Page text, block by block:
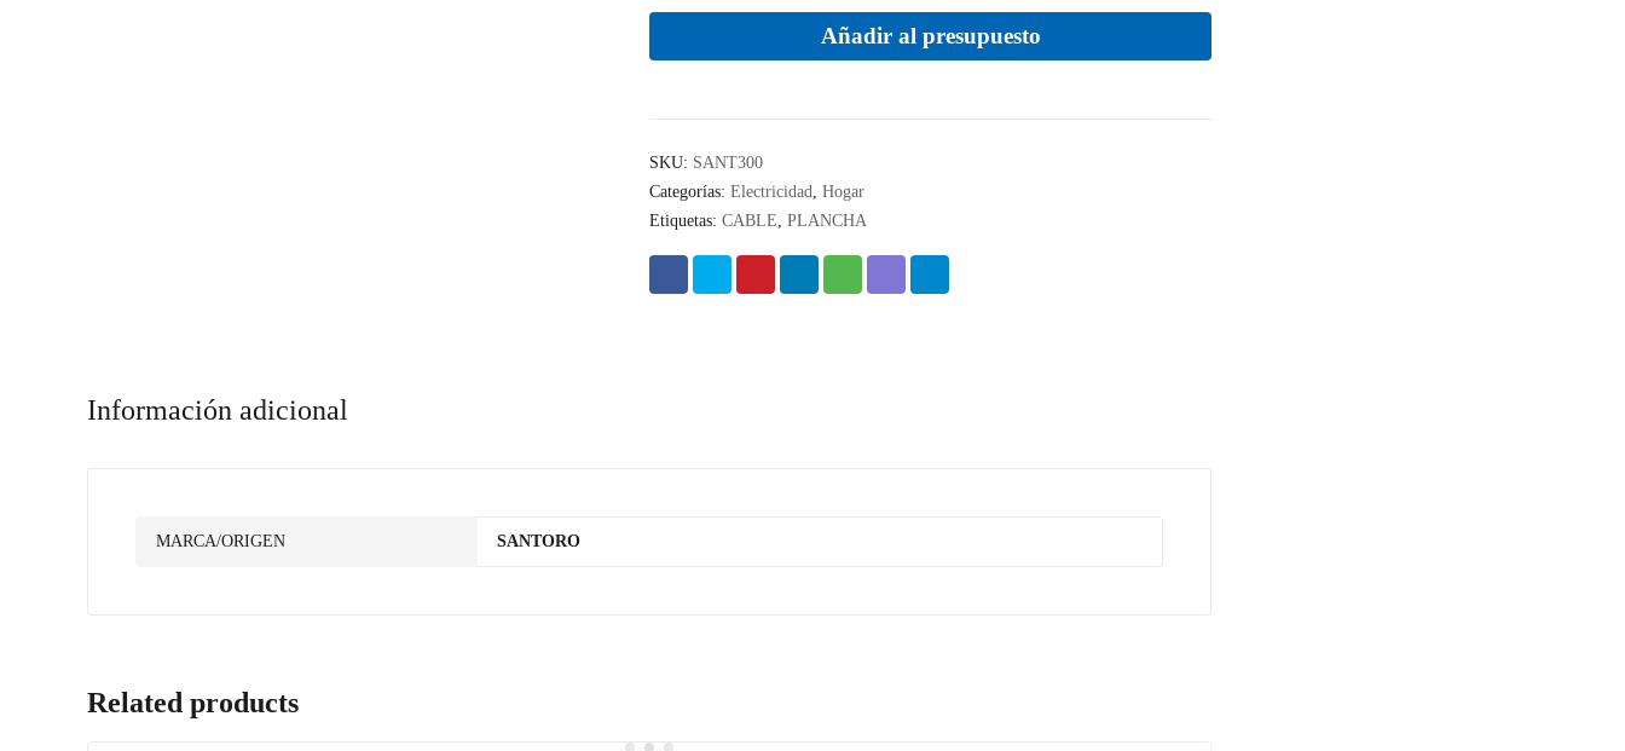
Añadir al presupuesto
SKU: SANT300
Categorías: Electricidad
Hogar
Etiquetas: CABLE PLANCHA
Información adicional
MARCA/ORIGEN SANTORO
Related products